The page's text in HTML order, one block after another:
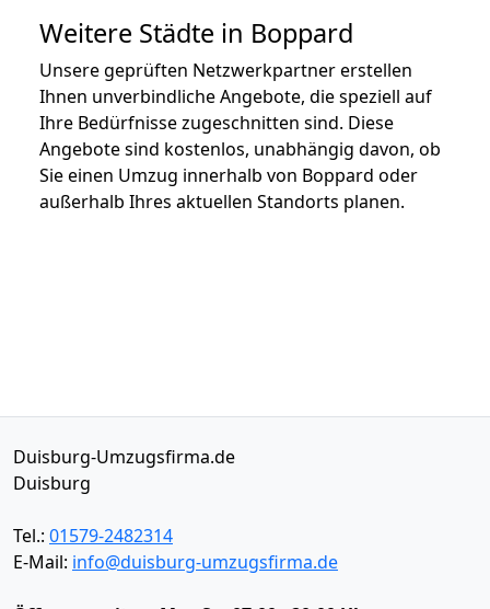
Weitere Städte in Boppard
Unsere geprüften Netzwerkpartner erstellen
Ihnen unverbindliche Angebote, die speziell auf
Ihre Bedürfnisse zugeschnitten sind. Diese
Angebote sind kostenlos, unabhängig davon, ob
Sie einen Umzug innerhalb von Boppard oder
außerhalb Ihres aktuellen Standorts planen.
Duisburg-Umzugsfirma.de
Duisburg
Tel.: 01579-2482314
E-Mail: info@duisburg-umzugsfirma.de